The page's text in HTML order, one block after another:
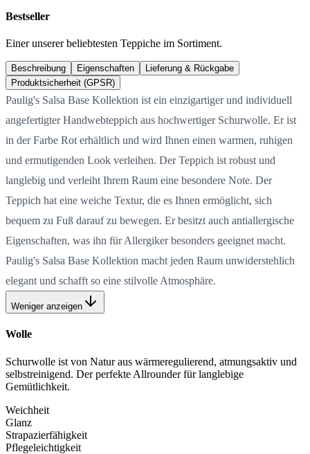
Bestseller
Einer unserer beliebtesten Teppiche im Sortiment.
Beschreibung Eigenschaften
Lieferung & Rückgabe
Produktsicherheit (GPSR)
Paulig's Salsa Base Kollektion ist ein einzigartiger und individuell
angefertigter Handwebteppich aus hochwertiger Schurwolle. Er ist
in der Farbe Rot erhältlich und wird Ihnen einen warmen, ruhigen
und ermutigenden Look verleihen. Der Teppich ist robust und
langlebig und verleiht Ihrem Raum eine besondere Note. Der
Teppich hat eine weiche Textur, die es Ihnen ermöglicht, sich
bequem zu Fuß darauf zu bewegen. Er besitzt auch antiallergische
Eigenschaften, was ihn für Allergiker besonders geeignet macht.
Paulig's Salsa Base Kollektion macht jeden Raum unwiderstehlich
elegant und schafft so eine stilvolle Atmosphäre.
Weniger anzeigen
Wolle
Schurwolle ist von Natur aus wärmeregulierend, atmungsaktiv und
selbstreinigend. Der perfekte Allrounder für langlebige
Gemütlichkeit.
Weichheit
Glanz
Strapazierfähigkeit
Pflegeleichtigkeit